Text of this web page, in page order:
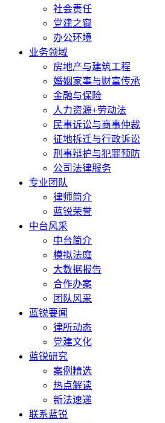
社会责任
党建之窗
办公环境
业务领域
房地产与建筑工程
婚姻家事与财富传承
金融与保险
人力资源+劳动法
民事诉讼与商事仲裁
征地拆迁与行政诉讼
刑事辩护与犯罪预防
公司法律服务
专业团队
律师简介
蓝锐荣誉
中台风采
中台简介
模拟法庭
大数据报告
合作办案
团队风采
蓝锐要闻
律所动态
党建文化
蓝锐研究
案例精选
热点解读
新法速递
联系蓝锐